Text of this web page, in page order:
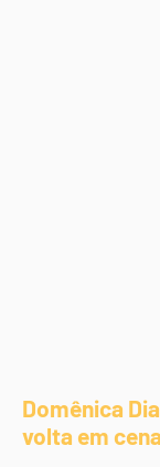
Domênica
volta em